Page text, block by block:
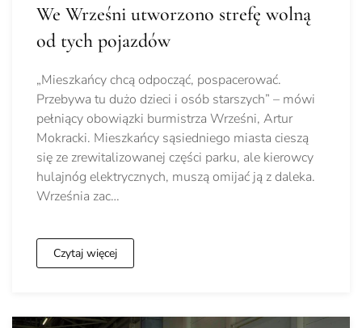
We Wrześni utworzono strefę wolną
od tych pojazdów
„Mieszkańcy chcą odpocząć, pospacerować.
Przebywa tu dużo dzieci i osób starszych” – mówi
pełniący obowiązki burmistrza Wrześni, Artur
Mokracki. Mieszkańcy sąsiedniego miasta cieszą
się ze zrewitalizowanej części parku, ale kierowcy
hulajnóg elektrycznych, muszą omijać ją z daleka.
Września zac…
Czytaj więcej